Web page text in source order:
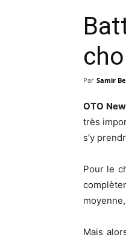
Par Samir
OTO
très
s’y
Pour le
Mais